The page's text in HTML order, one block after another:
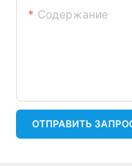
Содержание
ОТПРАВИТЬ